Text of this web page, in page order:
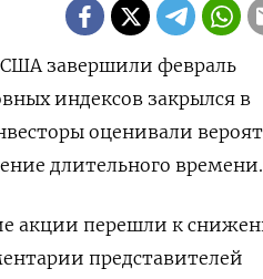
завершили февраль
индексов закрылся в
оценивали
длительного времени.
акции перешли к
представителей